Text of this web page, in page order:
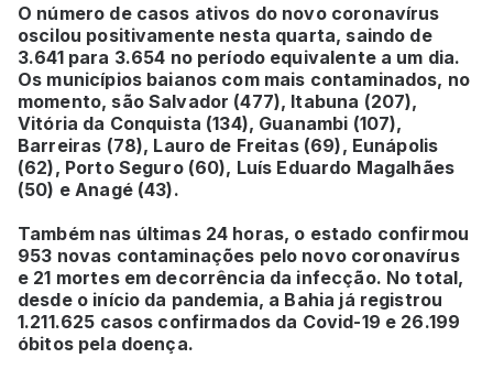
O número de casos ativos do novo coronavírus
oscilou positivamente nesta quarta, saindo de
3.641 para 3.654 no período equivalente a um dia.
Os municípios baianos com mais contaminados, no
momento, são Salvador (477), Itabuna (207),
Vitória da Conquista (134), Guanambi (107),
Barreiras (78), Lauro de Freitas (69), Eunápolis
(62), Porto Seguro (60), Luís Eduardo Magalhães
(50) e Anagé (43).
Também nas últimas 24 horas, o estado confirmou
953 novas contaminações pelo novo coronavírus
e 21 mortes em decorrência da infecção. No total,
desde o início da pandemia, a Bahia já registrou
1.211.625 casos confirmados da Covid-19 e 26.199
óbitos pela doença.